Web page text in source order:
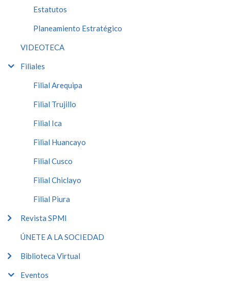
Estatutos
Planeamiento Estratégico
VIDEOTECA
Filiales
Filial Arequipa
Filial Trujillo
Filial Ica
Filial Huancayo
Filial Cusco
Filial Chiclayo
Filial Piura
Revista SPMI
ÚNETE A LA SOCIEDAD
Biblioteca Virtual
Eventos